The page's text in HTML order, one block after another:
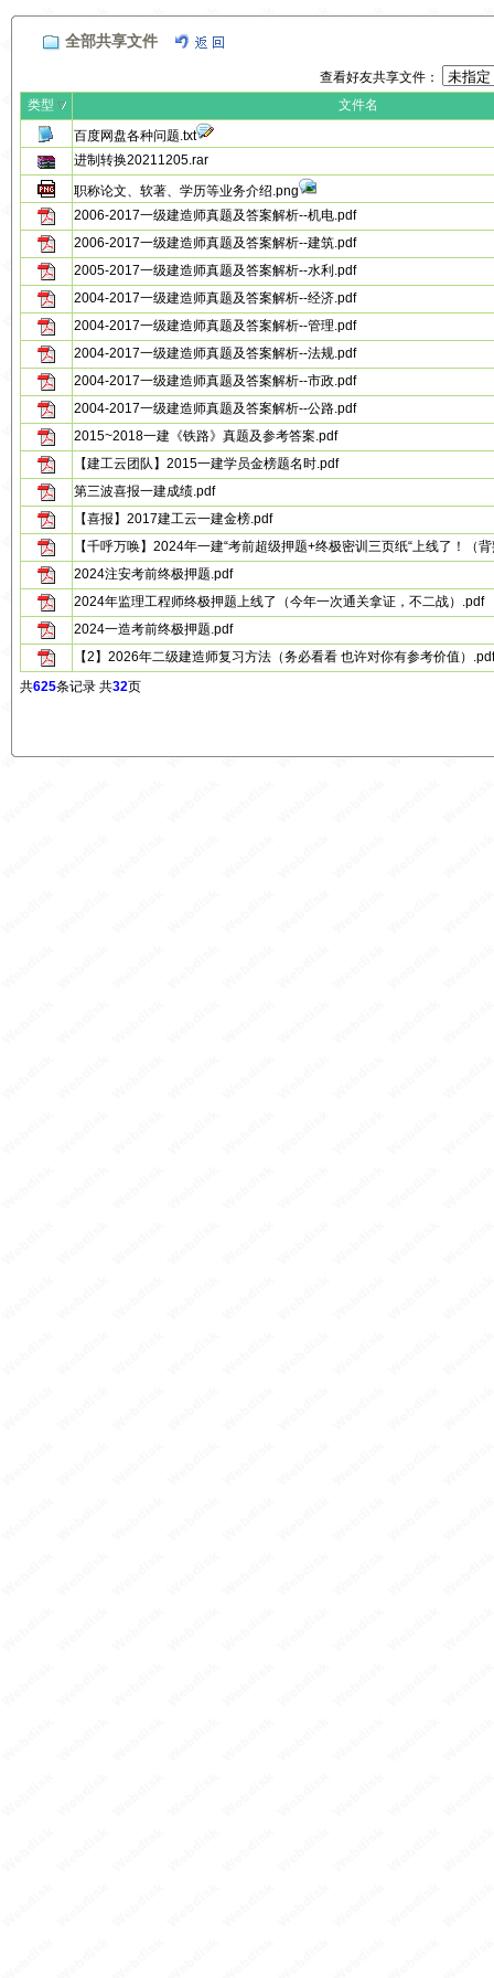
全部共享文件
查看好友共享文件：
类型
文件名
百度网盘各种问题.txt
进制转换20211205.rar
职称论文、软著、学历等业务介绍.png
2006-2017一级建造师真题及答案解析--机电.pdf
2006-2017一级建造师真题及答案解析--建筑.pdf
2005-2017一级建造师真题及答案解析--水利.pdf
2004-2017一级建造师真题及答案解析--经济.pdf
2004-2017一级建造师真题及答案解析--管理.pdf
2004-2017一级建造师真题及答案解析--法规.pdf
2004-2017一级建造师真题及答案解析--市政.pdf
2004-2017一级建造师真题及答案解析--公路.pdf
2015~2018一建《铁路》真题及参考答案.pdf
【建工云团队】2015一建学员金榜题名时.pdf
第三波喜报一建成绩.pdf
【喜报】2017建工云一建金榜.pdf
【千呼万唤】2024年一建“考前超级押题+终极密训三页纸“上线了！（
2024注安考前终极押题.pdf
2024年监理工程师终极押题上线了（今年一次通关拿证，不二战）.pdf
2024一造考前终极押题.pdf
【2】2026年二级建造师复习方法（务必看看 也许对你有参考价值）.pdf
共625条记录 共32页